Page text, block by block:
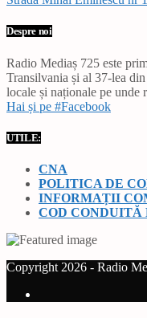
Despre noi
Radio Mediaș 725 este
Transilvania și al 37-lea
locale și naționale pe unde
Hai și pe #Facebook
UTILE:
CNA
POLITICA DE
INFORMAȚII
COD CONDUITĂ
Copyright 2026 - Radio